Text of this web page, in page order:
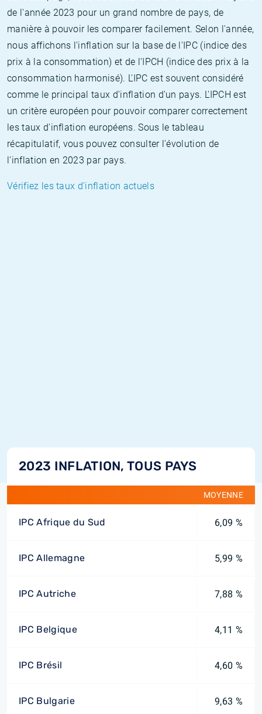
de l'année 2023 pour un grand nombre de pays, de
manière à pouvoir les comparer facilement. Selon l'année,
nous affichons l'inflation sur la base de l'IPC (indice des
prix à la consommation) et de l'IPCH (indice des prix à la
consommation harmonisé). L'IPC est souvent considéré
comme le principal taux d'inflation d'un pays. L'IPCH est
un critère européen pour pouvoir comparer correctement
les taux d'inflation européens. Sous le tableau
récapitulatif, vous pouvez consulter l'évolution de
l'inflation en 2023 par pays.
Vérifiez les taux d'inflation actuels
2023 INFLATION, TOUS PAYS
MOYENNE
IPC Afrique du Sud 6,09 %
IPC Allemagne 5,99 %
IPC Autriche 7,88 %
IPC Belgique 4,11 %
IPC Brésil 4,60 %
IPC Bulgarie 9,63 %